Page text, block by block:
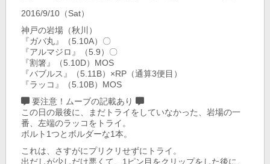
2016/9/10（Sat）
神戸の岩場（秋川）
『ガバ丸』（5.10A）〇
『アルマジロ』（5.9）〇
『割箸』（5.10D）MOS
『バブルス』（5.11B）×RP（通算3便目）
『ラッコ』（5.10B）MOS
要注意！ムーブの記載あり
この日の最後に、まだトライをしていなかった、岩場の一
番、左端のラッコをトライ。
ボルト1つとボルダーな1本。
これは、さすがにプリクリせずにトライ。
出だしが少しだけ悪くて、1ピン目をクリップをした後に、